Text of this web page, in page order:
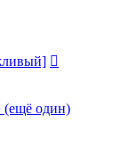
(ещё один)